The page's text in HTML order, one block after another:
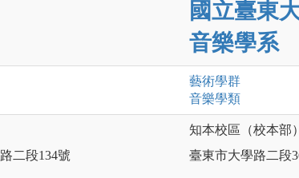
國立臺東
音樂學系
藝術學群
音樂學類
二段134號
知本校區（校本部）
臺東市大學路二段